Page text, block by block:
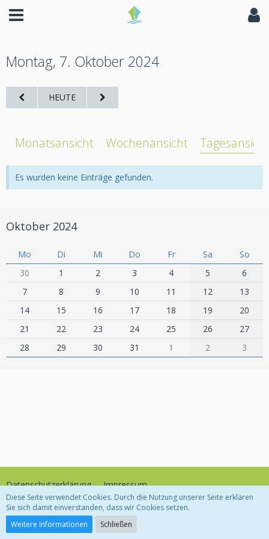
Montag, 7. Oktober 2024
HEUTE
Monatsansicht Wochenansicht Tagesansicht
Es wurden keine Einträge gefunden.
Oktober 2024
Mo Di Mi Do Fr Sa
So
30
1 2 3 4 5
6
7
8 9 10 11 12
13
14
15 16 17 18 19
20
21
22 23 24 25 26
27
28
29 30 31 1 2 3
Datenschutzerklärung Impressum
Community-Software:
Diese Seite verwendet Cookies. Durch die Nutzung unserer Seite erklären
Sie sich damit einverstanden, dass wir Cookies setzen.
Weitere Informationen
Schließen